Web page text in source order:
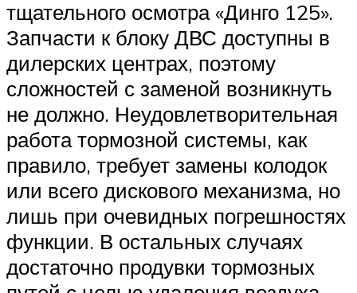
тщательного осмотра «Динго 125».
Запчасти к блоку ДВС доступны в
дилерских центрах, поэтому
сложностей с заменой возникнуть
не должно. Неудовлетворительная
работа тормозной системы, как
правило, требует замены колодок
или всего дискового механизма, но
лишь при очевидных погрешностях
функции. В остальных случаях
достаточно продувки тормозных